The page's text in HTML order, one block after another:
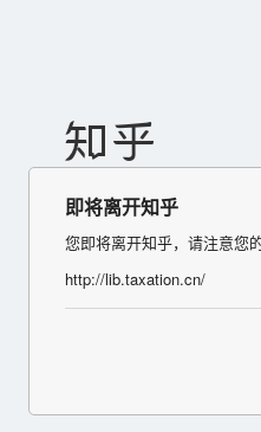
即将离开知乎
您即将离开知乎，请注意您
http://lib.taxation.cn/